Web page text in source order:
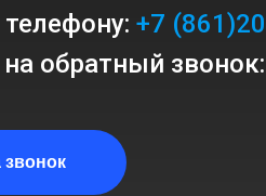
+7
обратный звонок:
звонок